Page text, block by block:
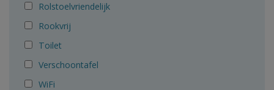
Rolstoelvriendelijk
Rookvrij
Toilet
Verschoontafel
WiFi